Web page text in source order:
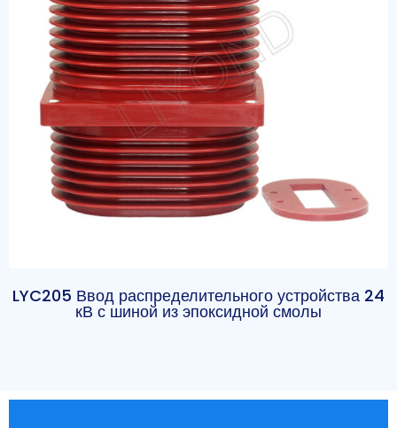
LYC205 Ввод распределительного устройства 24
кВ с шиной из эпоксидной смолы